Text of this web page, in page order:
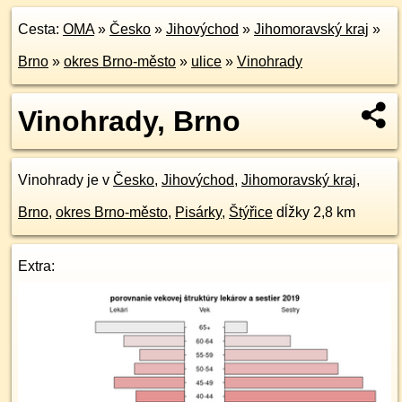
Cesta: OMA» Česko » Jihovýchod » Jihomoravský kraj »
Brno » okres Brno-město » ulice » Vinohrady
Vinohrady, Brno
Vinohrady je v Česko, Jihovýchod, Jihomoravský kraj,
Brno, okres Brno-město, Pisárky, Štýřice dĺžky 2,8 km
Extra: